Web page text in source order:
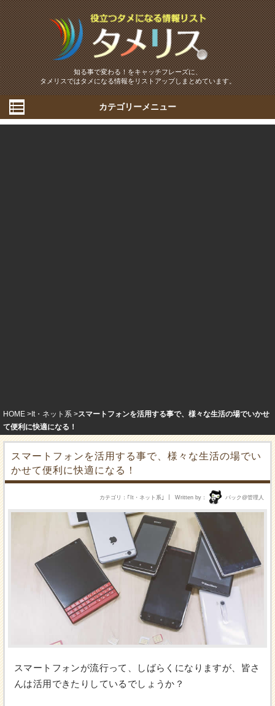
知る事で変わる！をキャッチフレーズに、
タメリスではタメになる情報をリストアップしまとめています。
カテゴリーメニュー
HOME It・ネット系
スマートフォンを活用する事で、様々な生活の場でいかせ
て便利に快適になる！
スマートフォンを活用する事で、様々な生活の場でい
かせて便利に快適になる！
Written by パック@管理人
カテゴリ ｢ It・ネット系 ｣
スマートフォンが流行って、しばらくになりますが、皆さ
んは活用できたりしているでしょうか？